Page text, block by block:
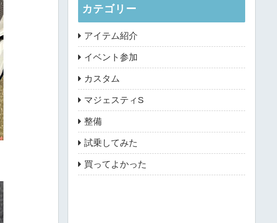
カテゴリー
アイテム紹介
イベント参加
カスタム
マジェスティS
整備
試乗してみた
買ってよかった